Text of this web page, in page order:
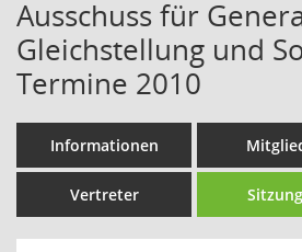
Ausschuss für
Gleichstellung und
Termine 2010
Informationen
Vertreter